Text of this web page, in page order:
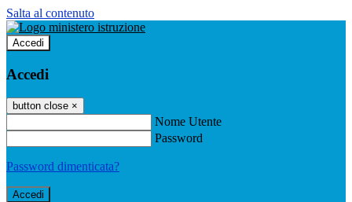
Salta al contenuto
Accedi
Accedi
button close ×
Nome Utente
Password
Password dimenticata?